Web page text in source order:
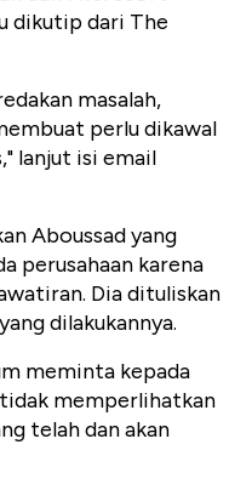
dikutip dari The
masalah,
perlu dikawal
lanjut isi email
Aboussad yang
perusahaan karena
Dia dituliskan
dilakukannya.
meminta kepada
memperlihatkan
telah dan akan